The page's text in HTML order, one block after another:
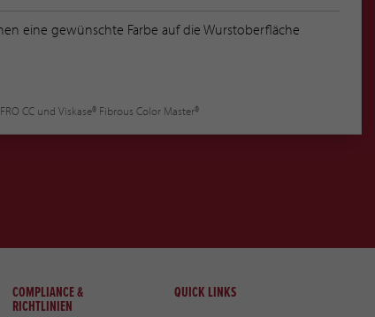
eine gewünschte Farbe auf die Wurstoberfläche
CC und Viskase® Fibrous Color Master®
COMPLIANCE &
RICHTLINIEN
QUICK LINKS